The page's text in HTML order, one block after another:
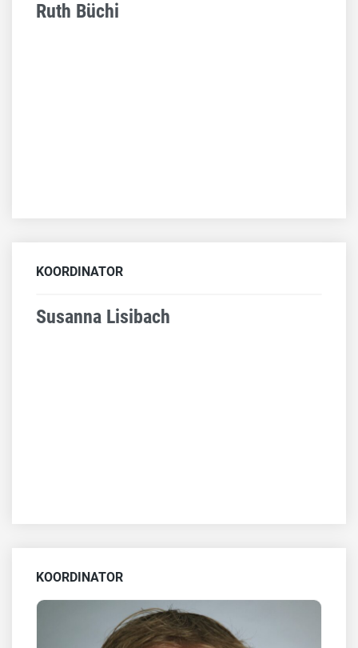
Ruth Büchi
KOORDINATOR
Susanna Lisibach
KOORDINATOR